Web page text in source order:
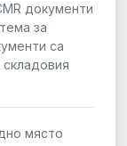
документи
за
са
място